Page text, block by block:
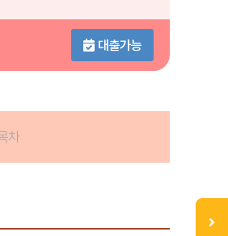
대출가능
차